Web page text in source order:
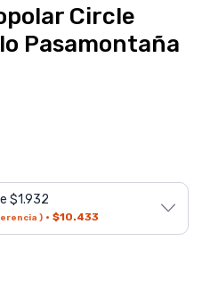
Circle
Pasamontaña
$1.932
) · $10.433